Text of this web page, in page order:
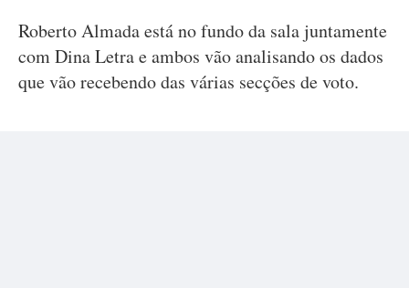
Roberto Almada está no fundo da sala juntamente
com Dina Letra e ambos vão analisando os dados
que vão recebendo das várias secções de voto.